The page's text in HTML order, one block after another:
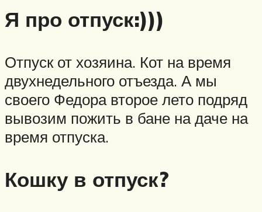
Я про отпуск:)))
Отпуск от хозяина. Кот на время
двухнедельного отъезда. А мы
своего Федора второе лето подряд
вывозим пожить в бане на даче на
время отпуска.
Кошку в отпуск?